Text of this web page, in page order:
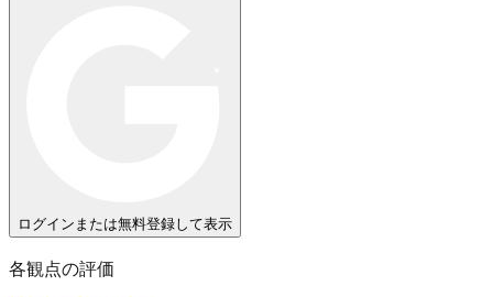
ログインまたは無料登録して表示
各観点の評価